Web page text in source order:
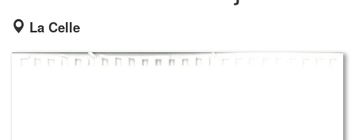
La Celle